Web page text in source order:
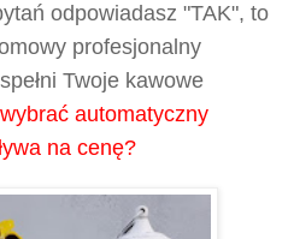
odpowiadasz "TAK", to
profesjonalny
Twoje kawowe
automatyczny
na cenę?